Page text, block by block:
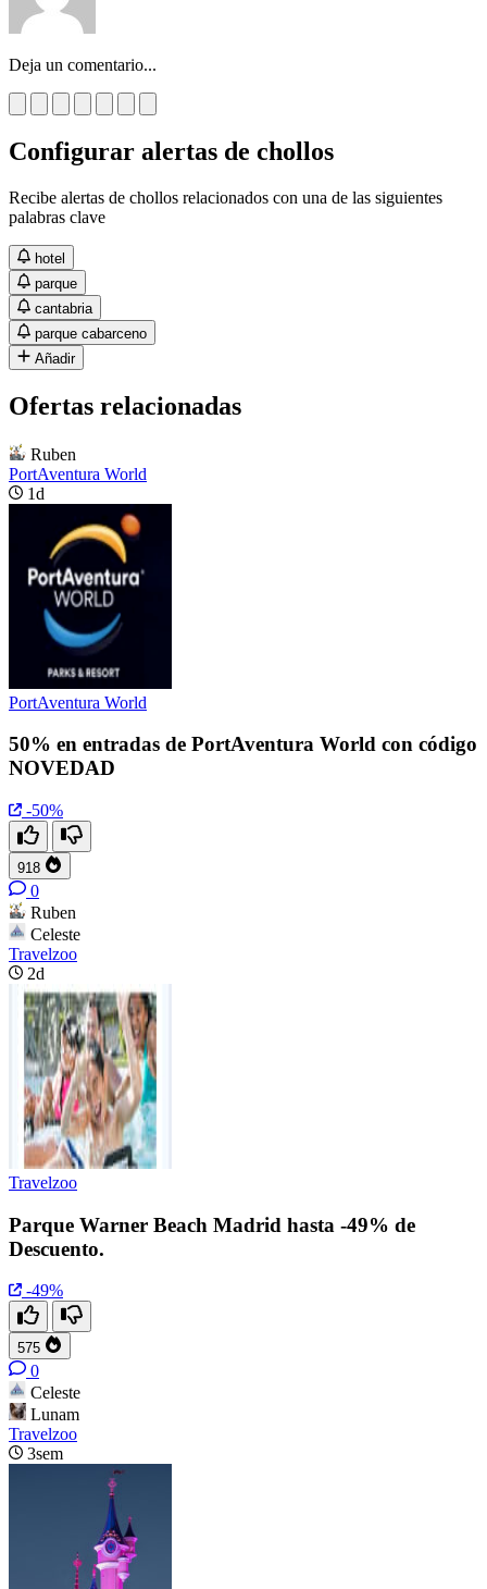
Deja un comentario...
Configurar alertas de chollos
Recibe alertas de chollos relacionados con una de las siguientes
palabras clave
hotel
parque
cantabria
parque cabarceno
Añadir
Ofertas relacionadas
Ruben
PortAventura World
1d
PortAventura World
50% en entradas de PortAventura World con código
NOVEDAD
-50%
918
0
Ruben
Celeste
Travelzoo
2d
Travelzoo
Parque Warner Beach Madrid hasta -49% de
Descuento.
-49%
575
0
Celeste
Lunam
Travelzoo
3sem